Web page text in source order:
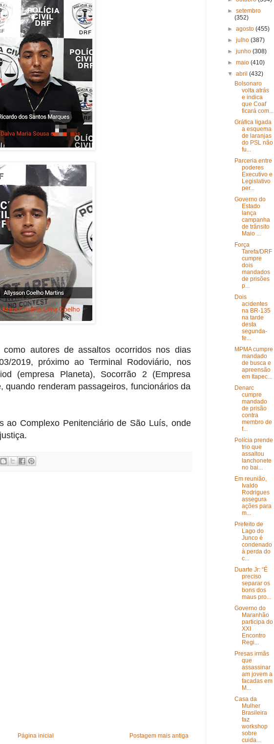
autores de assaltos ocorridos nos dias
2019, próximo ao Terminal Rodoviário, nos
(empresa Planeta), Socorrão 2 (Empresa
quando renderam passageiros, funcionários da
ao Complexo Penitenciário de São Luís, onde
Postagem mais antiga
Página inicial
► setembro
(352)
► agosto (455)
► julho (387)
► junho (308)
► maio (410)
▼ abril (432)
Bolsonaro
volta atrás
e indica
que Coaf
ficará com...
Gráfica ligada
a esquema
de laranjas
do PSL não
fu...
Parceria entre
poderes
Executivo e
Legislativo
per...
Governo do
Estado
lança
campanha
de trânsito
Maio ...
Força
Tarefa/DRF
cumpre
dois
mandados
de prisões
p...
Dois
acidentes
na BR-135
na tarde
desta
segunda-
fe...
MPMA cumpre
mandado
de busca e
apreensão
em Itapec...
Denarc
cumpre
mandado
de prisão
contra
membro de
f...
Polícia prende
trio que
assaltou
lanchonete
no bai...
Em reunião,
Ivaldo
Rodrigues
assegura
ações para
m...
Prefeito de
Lago do
Junco é
condenado
à perda do
c...
Duarte Jr: “É
preciso
separar os
bons dos
maus pro...
Governo do
Maranhão
participa do
XXI
Encontro
Regi...
Presas irmãs
que
assassinar
am jovem a
facadas em
M...
Casa da
Mulher
Brasileira
faz
workshop
sobre
cuida...